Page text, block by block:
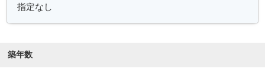
築年数